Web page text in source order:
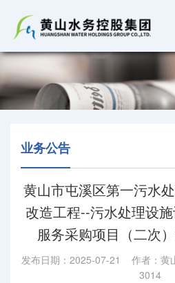
业务公告
黄山市屯溪区第一污水
改造工程--污水处理设
服务采购项目（二次
发布日期：2025-07-21 作者：黄
3014